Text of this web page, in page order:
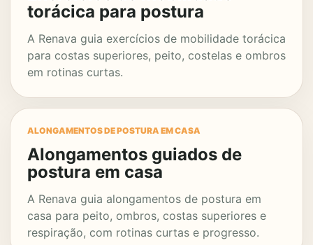
torácica para postura
A Renava guia exercícios de mobilidade torácica
para costas superiores, peito, costelas e ombros
em rotinas curtas.
ALONGAMENTOS DE POSTURA EM CASA
Alongamentos guiados de
postura em casa
A Renava guia alongamentos de postura em
casa para peito, ombros, costas superiores e
respiração, com rotinas curtas e progresso.